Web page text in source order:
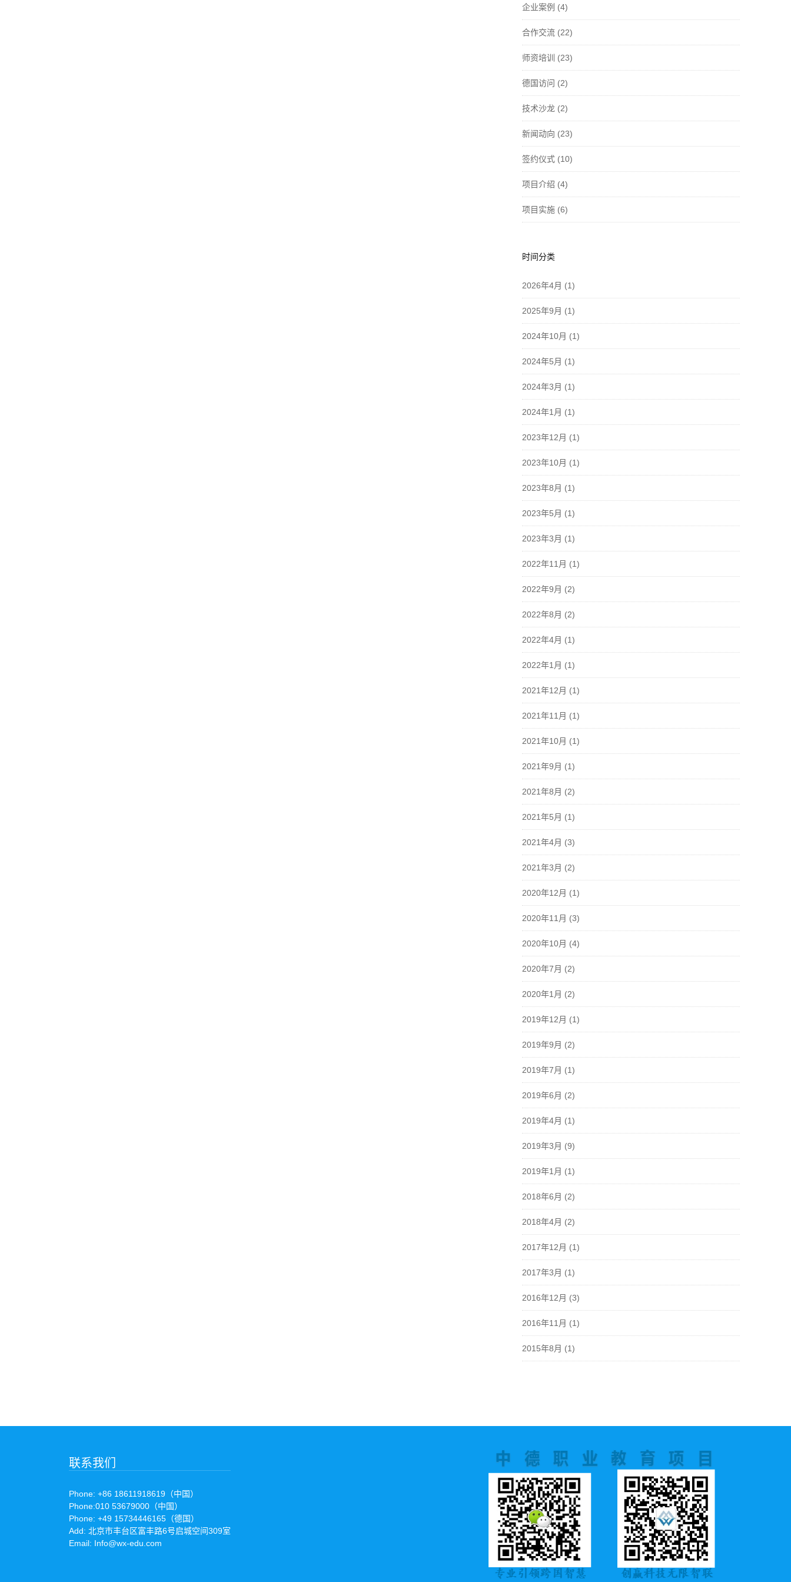
企业案例 (4)
合作交流 (22)
师资培训 (23)
德国访问 (2)
技术沙龙 (2)
新闻动向 (23)
签约仪式 (10)
项目介绍 (4)
项目实施 (6)
时间分类
2026年4月 (1)
2025年9月 (1)
2024年10月 (1)
2024年5月 (1)
2024年3月 (1)
2024年1月 (1)
2023年12月 (1)
2023年10月 (1)
2023年8月 (1)
2023年5月 (1)
2023年3月 (1)
2022年11月 (1)
2022年9月 (2)
2022年8月 (2)
2022年4月 (1)
2022年1月 (1)
2021年12月 (1)
2021年11月 (1)
2021年10月 (1)
2021年9月 (1)
2021年8月 (2)
2021年5月 (1)
2021年4月 (3)
2021年3月 (2)
2020年12月 (1)
2020年11月 (3)
2020年10月 (4)
2020年7月 (2)
2020年1月 (2)
2019年12月 (1)
2019年9月 (2)
2019年7月 (1)
2019年6月 (2)
2019年4月 (1)
2019年3月 (9)
2019年1月 (1)
2018年6月 (2)
2018年4月 (2)
2017年12月 (1)
2017年3月 (1)
2016年12月 (3)
2016年11月 (1)
2015年8月 (1)
联系我们
Phone: +86 18611918619（中国）
Phone:010 53679000（中国）
Phone: +49 15734446165（德国）
Add: 北京市丰台区富丰路6号启城空间309室
Email: Info@wx-edu.com